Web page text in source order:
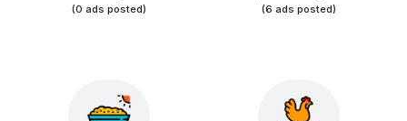
(0 ads posted) (6 ads posted)